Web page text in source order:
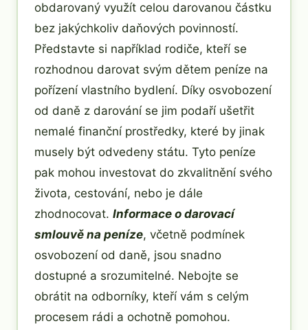
obdarovaný využít celou darovanou částku
bez jakýchkoliv daňových povinností.
Představte si například rodiče, kteří se
rozhodnou darovat svým dětem peníze na
pořízení vlastního bydlení. Díky osvobození
od daně z darování se jim podaří ušetřit
nemalé finanční prostředky, které by jinak
musely být odvedeny státu. Tyto peníze
pak mohou investovat do zkvalitnění svého
života, cestování, nebo je dále
zhodnocovat. Informace o darovací
smlouvě na peníze, včetně podmínek
osvobození od daně, jsou snadno
dostupné a srozumitelné. Nebojte se
obrátit na odborníky, kteří vám s celým
procesem rádi a ochotně pomohou.